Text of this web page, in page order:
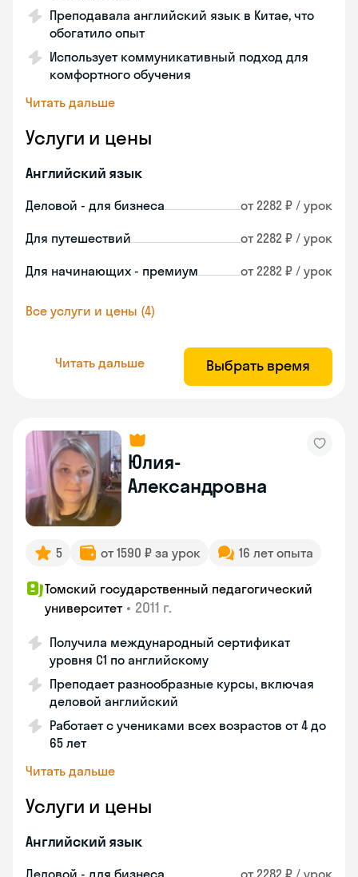
Преподавала английский язык в Китае, что
обогатило опыт
Использует коммуникативный подход для
комфортного обучения
Читать дальше
Услуги и цены
Английский язык
Деловой - для бизнеса от 2282 ₽ / урок
Для путешествий от 2282 ₽ / урок
Для начинающих - премиум от 2282 ₽ / урок
Все услуги и цены (4)
Читать дальше Выбрать время
Юлия-
Александровна
5 от 1590 ₽ за урок 16 лет опыта
Томский государственный педагогический
университет • 2011 г.
Получила международный сертификат
уровня C1 по английскому
Преподает разнообразные курсы, включая
деловой английский
Работает с учениками всех возрастов от 4 до
65 лет
Читать дальше
Услуги и цены
Английский язык
Деловой - для бизнеса от 2282 ₽ / урок